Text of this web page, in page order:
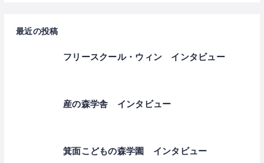
最近の投稿
フリースクール・ウィン インタビュー
産の森学舎 インタビュー
箕面こどもの森学園 インタビュー